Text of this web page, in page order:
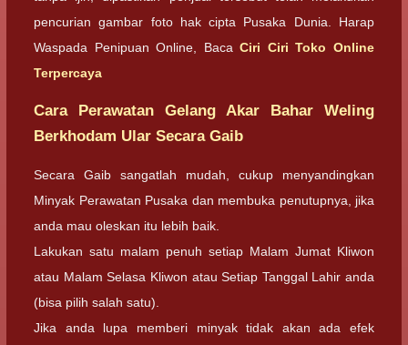
pencurian gambar foto hak cipta Pusaka Dunia. Harap
Waspada Penipuan Online, BacaCiri Ciri Toko Online
Terpercaya
Cara Perawatan Gelang Akar Bahar Weling
Berkhodam Ular Secara Gaib
Secara Gaib sangatlah mudah, cukup menyandingkan
Minyak Perawatan Pusaka dan membuka penutupnya, jika
anda mau oleskan itu lebih baik.
Lakukan satu malam penuh setiap Malam Jumat Kliwon
atau Malam Selasa Kliwon atau Setiap Tanggal Lahir anda
(bisa pilih salah satu).
Jika anda lupa memberi minyak tidak akan ada efek